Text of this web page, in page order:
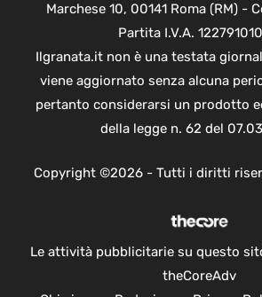
Marchese 10, 00141 Roma (RM) -
Partita I.V.A.
Ilgranata.it non è una testata
viene aggiornato senza alcuna
pertanto considerarsi un prodotto
della legge n. 62 del
Copyright ©2026 - Tutti i diritti
Le attività pubblicitarie su questo
theCoreAdv